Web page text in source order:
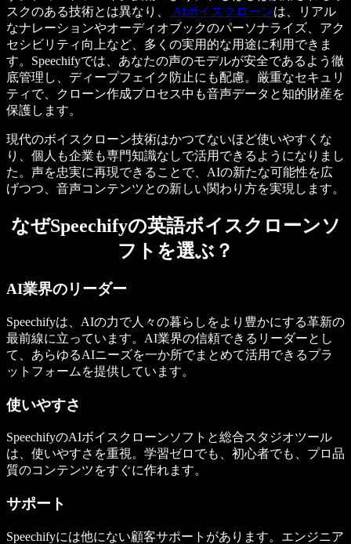
スクのある技術とは異なり、
AIボイスクローンは、リアル
なナレーションやオーディオブックのパーソナライズ、アク
セシビリティ向上など、多くの実用的な用途に利用できま
す。Speechifyでは、あなたの声のモデルが安全であるよう徹
底管理し、ディープフェイク防止にも配慮。厳重なセキュリ
ティで、クローン作成プロセス中も音声データと知的財産を
保護します。
現代のボイスクローン技術はかつてないほど使いやすくな
り、個人も企業も専門知識なしで活用できるようになりまし
た。声を忠実に再現できることで、AIの新たな可能性を広
げつつ、音声コンテンツとの新しい関わり方を実現します。
なぜSpeechifyの英語ボイスクローンソ
フトを選ぶ？
AI業界のリーダー
Speechifyは、AIの力で人々の暮らしをより豊かにする革新の
最前線に立っています。AI業界の信頼できるリーダーとし
て、あらゆるAIニーズを一か所でまとめて活用できるプラ
ットフォームを提供しています。
使いやすさ
SpeechifyのAIボイスクローンソフトと総合スタジオツール
は、使いやすさを重視。学習ゼロでも、初心者でも、プロ品
質のコンテンツをすぐに作れます。
サポート
Speechifyには他にない顧客サポートがあります。エンジニア